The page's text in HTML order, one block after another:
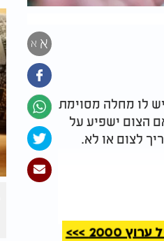
א א
לו מחלה מסוימת
הצום ישפיע על
לצום או לא.
>>>